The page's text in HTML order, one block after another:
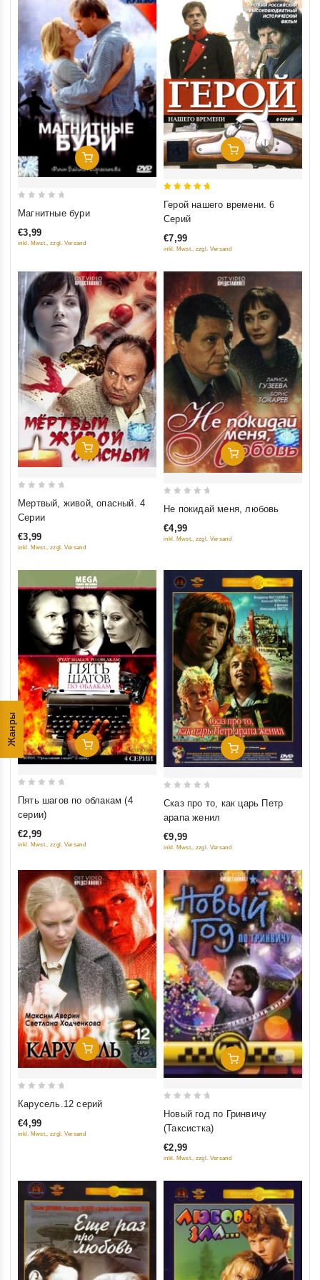
Жанры
Добавить В Корзину
of
Магнитные бури
€3,99
inkl. Mwst., zzgl. Versand
Добавить В Корзину
out of 5
Герой нашего времени. 6
Серий
€7,99
inkl. Mwst., zzgl. Versand
Добавить В Корзину
out
5
Мертвый, живой, опасный. 4
Серии
€3,99
inkl. Mwst., zzgl. Versand
Добавить В Корзину
of
Не покидай меня, любовь
€4,99
inkl. Mwst., zzgl. Versand
Добавить В Корзину
5
Пять шагов по облакам (4
серии)
€2,99
inkl. Mwst., zzgl. Versand
Добавить В Корзину
5
Сказ про то, как царь Петр
арапа женил
€9,99
inkl. Mwst., zzgl. Versand
Добавить В Корзину
out
of
Карусель.12 серий
€4,99
inkl. Mwst., zzgl. Versand
Добавить В Корзину
5
Новый год по Гринвичу
(Таксистка)
€2,99
inkl. Mwst., zzgl. Versand